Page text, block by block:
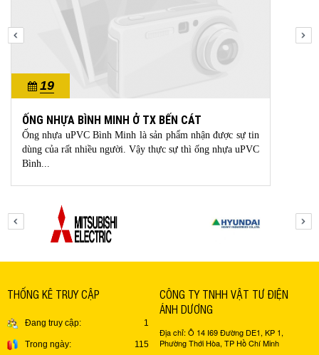
19
10/2023
ỐNG NHỰA BÌNH MINH Ở TX BẾN CÁT
Ống nhựa uPVC Bình Minh là sản phẩm nhận được sự tin
dùng của rất nhiều người. Vậy thực sự thì ống nhựa uPVC
Bình...
THỐNG KÊ TRUY CẬP
Đang truy cập: 1
Trong ngày: 115
CÔNG TY TNHH VẬT TƯ ĐIỆN
ÁNH DƯƠNG
Địa chỉ: Ô 14 I69 Đường DE1, KP 1,
Phường Thới Hòa, TP Hồ Chí Minh